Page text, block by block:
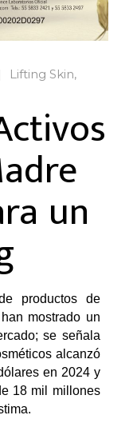
Lifting Skin
un
productos de
mostrado un
se señala
alcanzó
en 2024 y
18 mil millones